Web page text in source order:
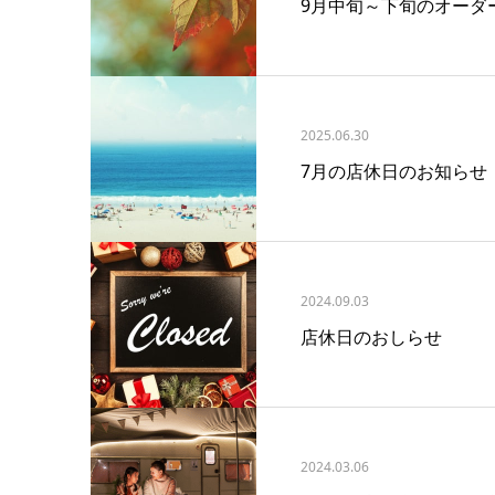
9月中旬～下旬のオーダ
2025.06.30
7月の店休日のお知らせ
2024.09.03
店休日のおしらせ
2024.03.06